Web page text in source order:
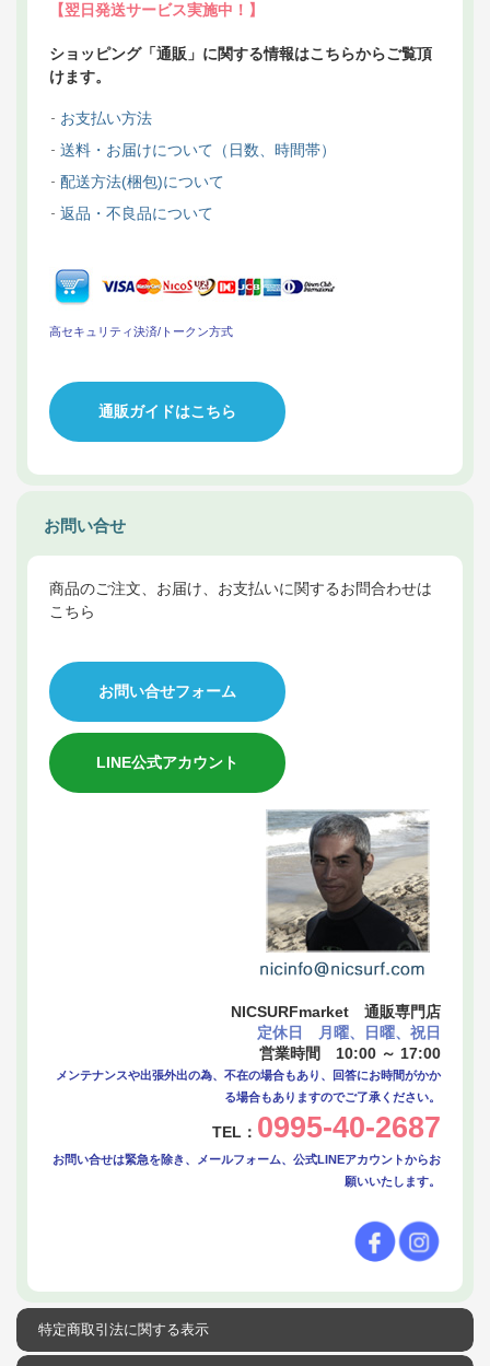
【翌日発送サービス実施中！】
ショッピング「通販」に関する情報はこちらからご覧頂
けます。
お支払い方法
送料・お届けについて（日数、時間帯）
配送方法(梱包)について
返品・不良品について
高セキュリティ決済/トークン方式
通販ガイドはこちら
お問い合せ
商品のご注文、お届け、お支払いに関するお問合わせは
こちら
お問い合せフォーム
LINE公式アカウント
NICSURFmarket 通販専門店
定休日 月曜、日曜、祝日
営業時間 10:00 ～ 17:00
メンテナンスや出張外出の為、不在の場合もあり、回答にお時間がかか
る場合もありますのでご了承ください。
TEL： 0995-40-2687
お問い合せは緊急を除き、メールフォーム、公式LINEアカウントからお
願いいたします。
特定商取引法に関する表示